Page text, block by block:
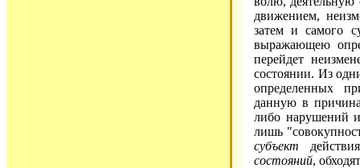
движением,
затем и самого
выражающею
перейдет
состоянии. Из
определенных
данную в
либо нарушений
лишь
субъект
состояний,